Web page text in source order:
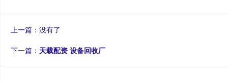
上一篇：没有了
下一篇： 天载配资 设备回收厂